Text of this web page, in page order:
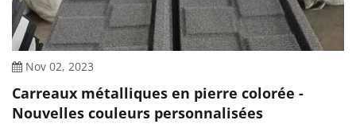
Nov 02, 2023
Carreaux métalliques en pierre colorée -
Nouvelles couleurs personnalisées